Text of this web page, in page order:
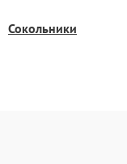
Сокольники